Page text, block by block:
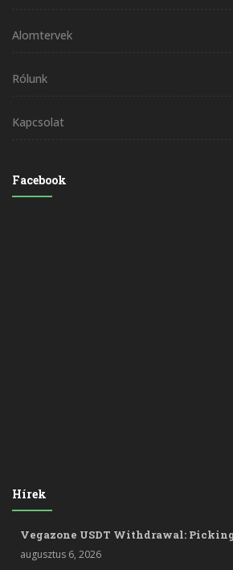
Alomtervek
Rólunk
Kapcsolat
Facebook
Hírek
Vegazone USDT Withdrawal:
augusztus 6, 2026